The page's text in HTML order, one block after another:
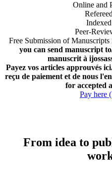
Online and
Peer-
Free Submission of
you can send manuscript
manuscrit à
Payez vos articles approuvés
reçu de paiement et de nous
for accepted
Pay here
From idea to